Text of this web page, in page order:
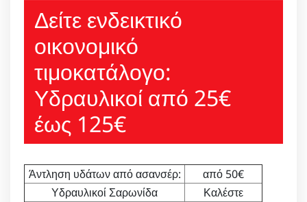
Δείτε ενδεικτικό
οικονομικό
τιμοκατάλογο:
Υδραυλικοί από 25€
έως 125€
Άντληση υδάτων από ασανσέρ:
από 50€
Υδραυλικοί Σαρωνίδα
Καλέστε